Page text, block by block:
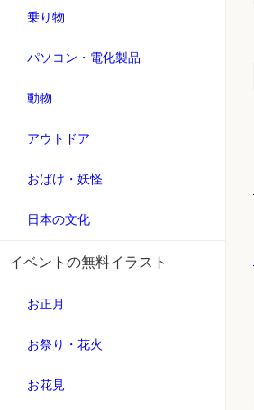
乗り物
パソコン・電化製品
動物
アウトドア
おばけ・妖怪
日本の文化
イベントの無料イラスト
お正月
お祭り・花火
お花見